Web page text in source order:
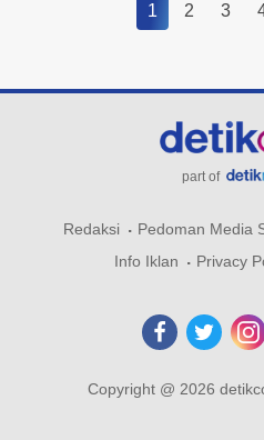
1 2 3
part of
Redaksi Pedoman Media
Info Iklan
Privacy
Copyright @ 2026